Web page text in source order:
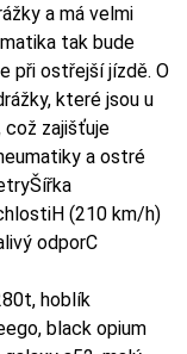
a má velmi
tak bude
při ostřejší jízdě. O
které jsou u
což zajišťuje
a ostré
(210 km/h)
odporC
hoblík
black opium